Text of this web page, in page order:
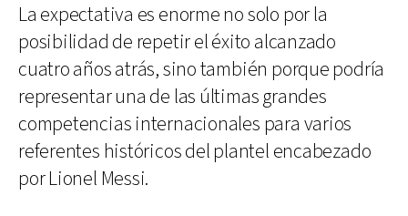
La expectativa es enorme no solo por la
posibilidad de repetir el éxito alcanzado
cuatro años atrás, sino también porque podría
representar una de las últimas grandes
competencias internacionales para varios
referentes históricos del plantel encabezado
por Lionel Messi.